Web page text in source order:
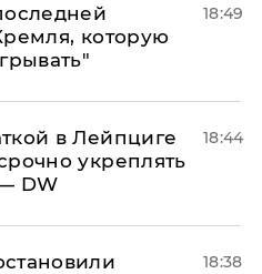
которую
18:49
в Лейпциге
укреплять
DW
18:44
18:38